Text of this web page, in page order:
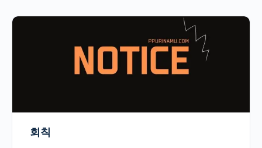
회칙